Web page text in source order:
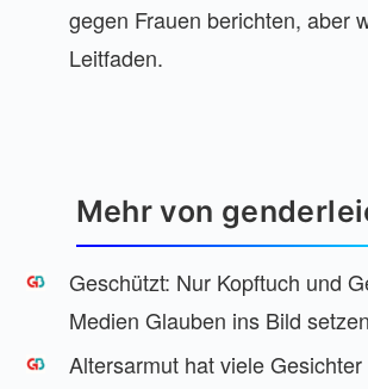
gegen Frauen berichten, aber
Leitfaden.
Mehr von
Geschützt: Nur Kopftuch und
Medien Glauben ins Bild setzen
Altersarmut hat viele Gesichter